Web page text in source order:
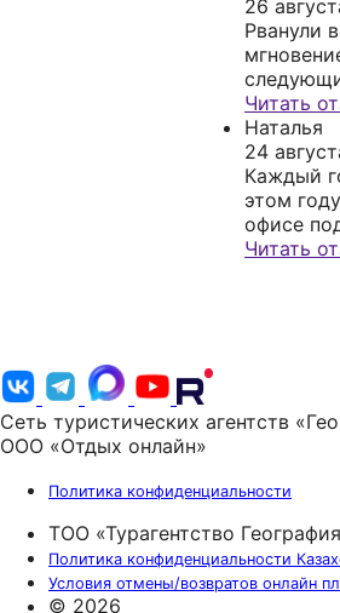
очень
26
Рванули
хорошо,
съездили
Читать
Наталья
24
Каждый
этом
офисе
Тюмени,
Читать
Сеть туристических агентств
ООО «Отдых онлайн»
Политика конфиденциальности
ТОО «Турагентство
Политика конфиденциальности
Условия отмены/возвратов онлайн
© 2026